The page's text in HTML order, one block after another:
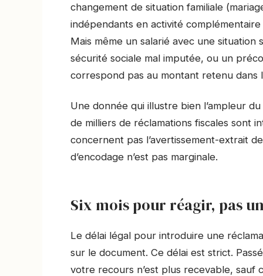
changement de situation familiale
indépendants en activité
Mais même un salarié avec une
sécurité sociale mal imputée, ou un
correspond pas au montant retenu dans
Une donnée qui illustre bien l’ampleur
de milliers de réclamations fiscales sont
concernent pas l’avertissement-extrait
d’encodage n’est pas marginale.
Six mois pour réagir, pas
Le délai légal pour introduire une
sur le document. Ce délai est strict.
votre recours n’est plus recevable, sauf